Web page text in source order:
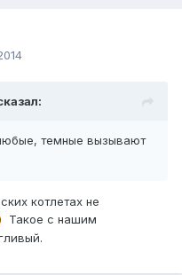
темные вызывают
котлетах не
Такое с нашим